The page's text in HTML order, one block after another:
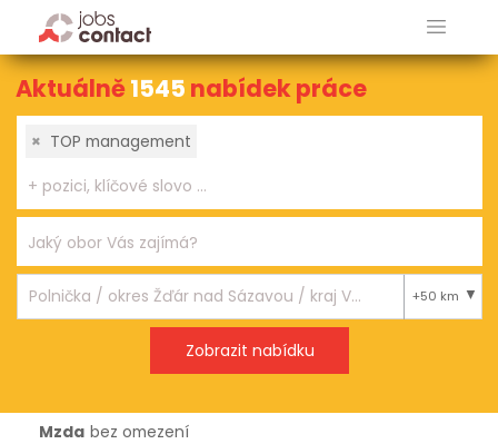
Aktuálně1545 nabídek práce
× TOP management
+50 km
Mzda bez omezení